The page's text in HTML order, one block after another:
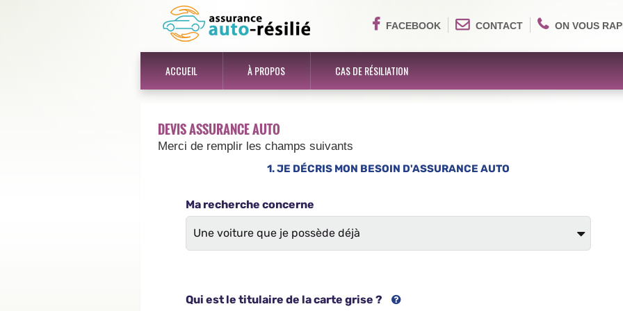
FACEBOOK CONTACT ON VOUS
ACCUEIL À PROPOS CAS DE RÉSILIATION
DEVIS ASSURANCE AUTO
Merci de remplir les champs suivants